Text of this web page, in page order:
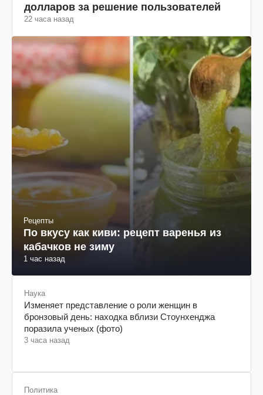
долларов за решение пользователей
22 часа назад
Рецепты
По вкусу как киви: рецепт варенья из
кабачков не зиму
1 час назад
Наука
Изменяет представление о роли женщин в
бронзовый день: находка вблизи Стоунхенджа
поразила ученых (фото)
3 часа назад
Политика